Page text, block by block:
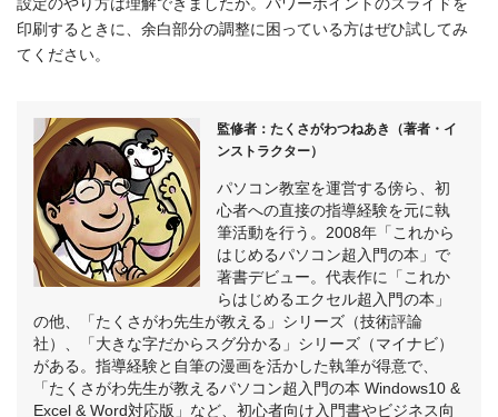
印刷するときに、余白部分の調整に困っている方はぜひ試してみ
てください。
監修者：たくさがわつねあき（著者・イ
ンストラクター）
パソコン教室を運営する傍ら、初
心者への直接の指導経験を元に執
筆活動を行う。2008年「これから
はじめるパソコン超入門の本」で
著書デビュー。代表作に「これか
らはじめるエクセル超入門の本」
の他、「たくさがわ先生が教える」シリーズ（技術評論
社）、「大きな字だからスグ分かる」シリーズ（マイナビ）
がある。指導経験と自筆の漫画を活かした執筆が得意で、
「たくさがわ先生が教えるパソコン超入門の本 Windows10 &
Excel & Word対応版」など、初心者向け入門書やビジネス向